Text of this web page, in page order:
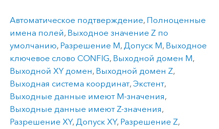
Автоматическое подтверждение, Полноценные
имена полей, Выходное значение Z по
умолчанию, Разрешение M, Допуск M, Выходное
ключевое слово CONFIG, Выходной домен M,
Выходной XY домен, Выходной домен Z,
Выходная система координат, Экстент,
Выходные данные имеют M-значения,
Выходные данные имеют Z-значения,
Разрешение XY, Допуск XY, Разрешение Z,